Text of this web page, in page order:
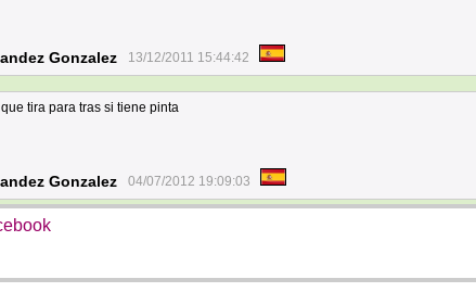
Gonzalez 13/12/2011 15:44:42
tira para tras si tiene pinta
Gonzalez 04/07/2012 19:09:03